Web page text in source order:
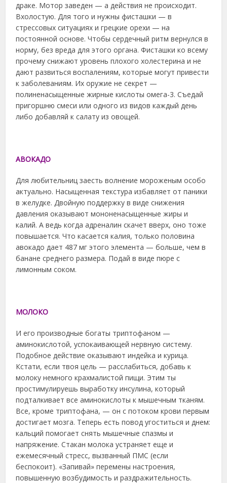
драке. Мотор заведен — а действия не происходит.
Вхолостую. Для того и нужны фисташки — в
стрессовых ситуациях и грецкие орехи — на
постоянной основе. Чтобы сердечный ритм вернулся в
норму, без вреда для этого органа. Фисташки ко всему
прочему снижают уровень плохого холестерина и не
дают развиться воспалениям, которые могут привести
к заболеваниям. Их оружие не секрет —
полиненасыщенные жирные кислоты омега-3. Съедай
пригоршню смеси или одного из видов каждый день
либо добавляй к салату из овощей.
АВОКАДО
Для любительниц заесть волнение мороженым особо
актуально. Насыщенная текстура избавляет от паники
в желудке. Двойную поддержку в виде снижения
давления оказывают мононенасыщенные жиры и
калий. А ведь когда адреналин скачет вверх, оно тоже
повышается. Что касается калия, только половина
авокадо дает 487 мг этого элемента — больше, чем в
банане среднего размера. Подай в виде пюре с
лимонным соком.
МОЛОКО
И его производные богаты триптофаном —
аминокислотой, успокаивающей нервную систему.
Подобное действие оказывают индейка и курица.
Кстати, если твоя цель — расслабиться, добавь к
молоку немного крахмалистой пищи. Этим ты
простимулируешь выработку инсулина, который
подталкивает все аминокислоты к мышечным тканям.
Все, кроме триптофана, — он с потоком крови первым
достигает мозга. Теперь есть повод угоститься и днем:
кальций помогает снять мышечные спазмы и
напряжение. Стакан молока устраняет еще и
ежемесячный стресс, вызванный ПМС (если
беспокоит). «Запивай» перемены настроения,
повышенную возбудимость и раздражительность.